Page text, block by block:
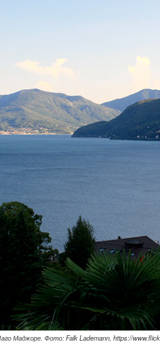
Маджоре. Фото: Falk Lademann, https://